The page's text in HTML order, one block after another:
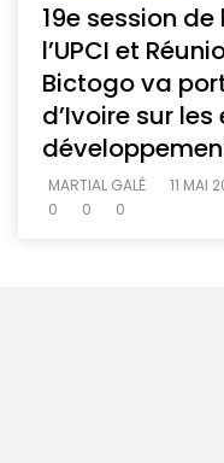
19e session
l’UPCI et
Bictogo va
d’Ivoire sur
MARTIAL GALÉ
11 MAI
0
0 0